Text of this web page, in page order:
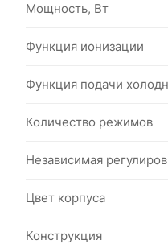
Мощность, Вт
Функция ионизации
Функция подачи
Количество режимов
Независимая
Цвет корпуса
Конструкция